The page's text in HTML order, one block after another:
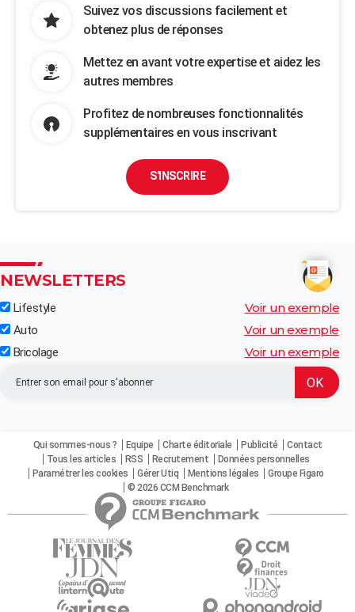
Suivez vos discussions facilement et
obtenez plus de réponses
Mettez en avant votre expertise et aidez les
autres membres
Profitez de nombreuses fonctionnalités
supplémentaires en vous inscrivant
S'INSCRIRE
NEWSLETTERS
Lifestyle Voir un exemple
Auto Voir un exemple
Bricolage Voir un exemple
Qui sommes-nous ? Equipe Charte éditoriale Publicité
Contact
Tous les articles
RSS Recrutement
Données personnelles
Paramétrer les cookies
Gérer Utiq Mentions légales
Groupe Figaro
© 2026 CCM Benchmark